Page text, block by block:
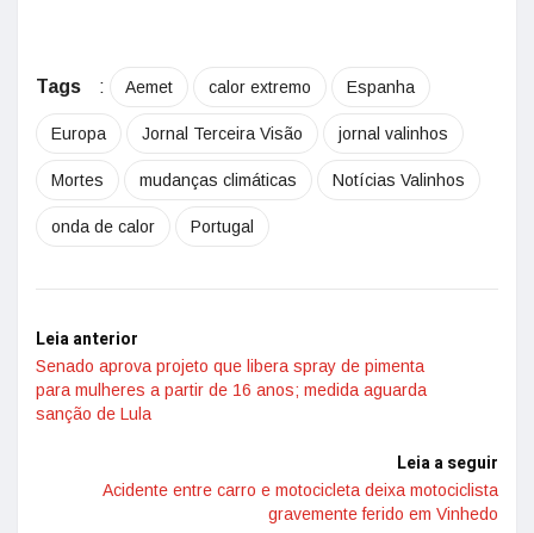
Tags : Aemet calor extremo Espanha
Europa Jornal Terceira Visão jornal valinhos
Mortes mudanças climáticas Notícias Valinhos
onda de calor Portugal
Leia anterior
Senado aprova projeto que libera spray de pimenta
para mulheres a partir de 16 anos; medida aguarda
sanção de Lula
Leia a seguir
Acidente entre carro e motocicleta deixa motociclista
gravemente ferido em Vinhedo